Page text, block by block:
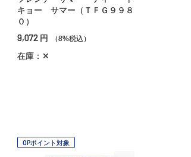
キョー サマー（ＴＦＧ９９８
０）
9,072 円 （8%税込）
在庫：✕
OPポイント対象